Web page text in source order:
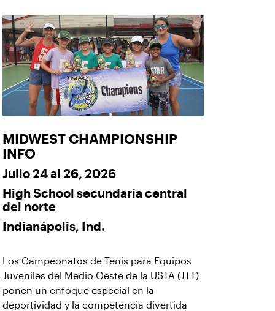
MIDWEST CHAMPIONSHIP
INFO
Julio 24 al 26, 2026
High School secundaria central
del norte
Indianápolis, Ind.
Los Campeonatos de Tenis para Equipos
Juveniles del Medio Oeste de la USTA (JTT)
ponen un enfoque especial en la
deportividad y la competencia divertida